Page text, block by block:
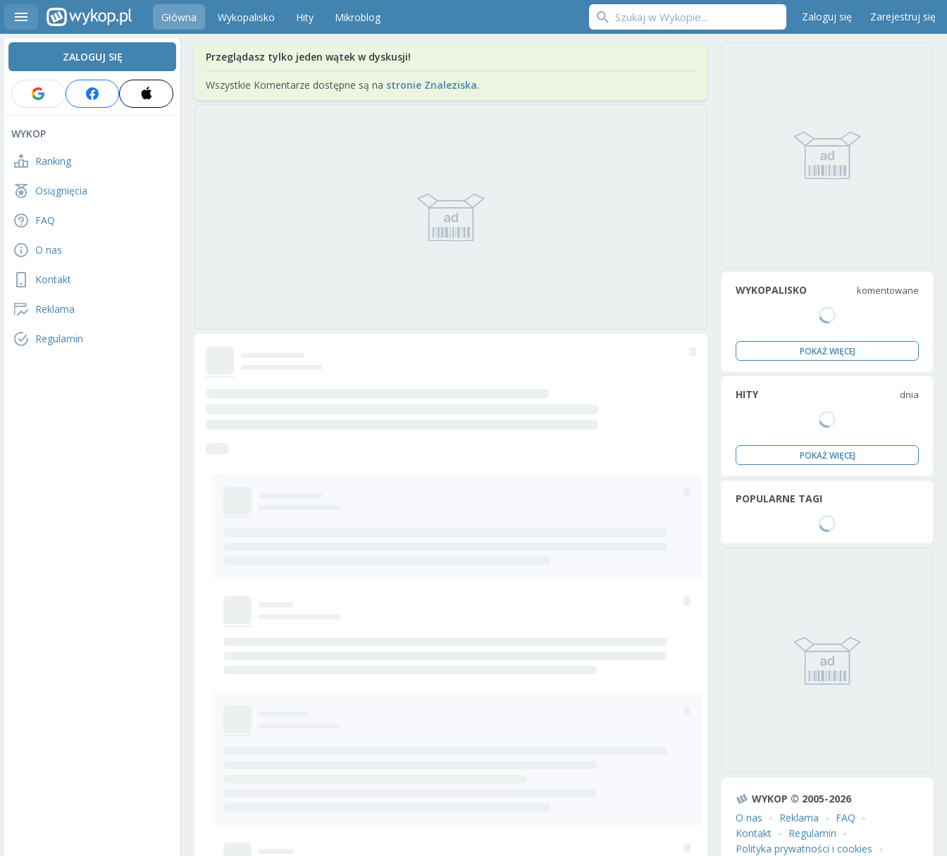
Główna Wykopalisko Hity Mikroblog Zaloguj się Zarejestruj się
ZALOGUJ SIĘ
WYKOP
Ranking
Osiągnięcia
FAQ
O nas
Kontakt
Reklama
Regulamin
Przeglądasz tylko jeden wątek w dyskusji!
Wszystkie Komentarze dostępne są na stronie Znaleziska.
WYKOPALISKO komentowane
POKAŻ WIĘCEJ
HITY dnia
POKAŻ WIĘCEJ
POPULARNE TAGI
WYKOP © 2005-2026
O nas
Reklama
FAQ
Kontakt
Regulamin
Polityka prywatności i cookies